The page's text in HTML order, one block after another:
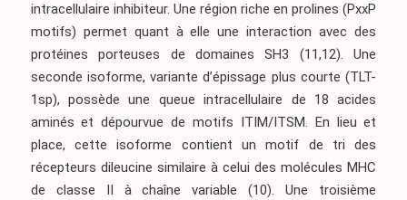
intracellulaire inhibiteur. Une région riche en prolines (PxxP
motifs) permet quant à elle une interaction avec des
protéines porteuses de domaines SH3 (11,12). Une
seconde isoforme, variante d’épissage plus courte (TLT-
1sp), possède une queue intracellulaire de 18 acides
aminés et dépourvue de motifs ITIM/ITSM. En lieu et
place, cette isoforme contient un motif de tri des
récepteurs dileucine similaire à celui des molécules MHC
de classe II à chaîne variable(10). Une troisième